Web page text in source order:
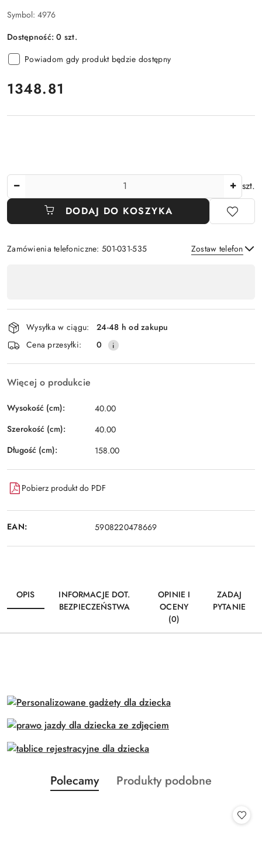
Symbol: 4976
Dostępność:0 szt.
Powiadom gdy produkt będzie dostępny
cena:
1348.81
szt.
DODAJ DO KOSZYKA
Zamówienia telefoniczne: 501-031-535 Zostaw telefon
płatność
i
dostawa
Wysyłka w ciągu:
24-48 h od zakupu
Cena przesyłki:
0
Więcej o produkcie
Wysokość (cm):
40.00
Szerokość (cm):
40.00
Długość (cm):
158.00
Pobierz produkt do PDF
EAN: 5908220478669
OPIS
INFORMACJE DOT.
BEZPIECZEŃSTWA
OPINIE I
OCENY
(0)
ZADAJ
PYTANIE
Pomiń karuzelę produktów
Produkty
o
Polecamy
Produkty
Produkty podobne